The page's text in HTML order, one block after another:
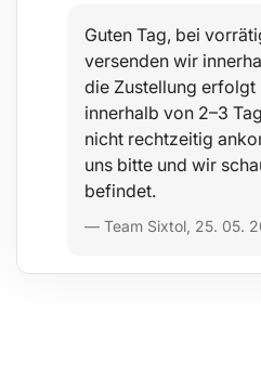
Guten Tag, bei
versenden wir
die Zustellung erfolgt
innerhalb von 2–3
nicht rechtzeitig
uns bitte und wir
befindet.
— Team Sixtol, 25. 05.